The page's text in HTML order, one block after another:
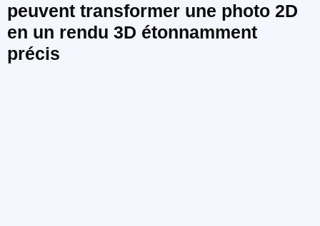
peuvent transformer une photo 2D
en un rendu 3D étonnamment
précis